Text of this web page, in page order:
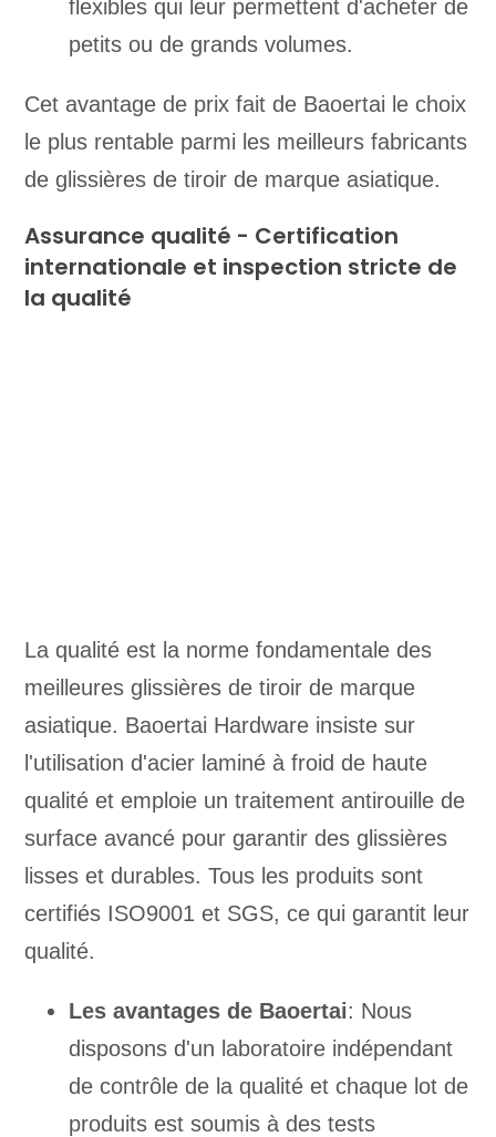
flexibles qui leur permettent d'acheter de
petits ou de grands volumes.
Cet avantage de prix fait de Baoertai le choix
le plus rentable parmi les meilleurs fabricants
de glissières de tiroir de marque asiatique.
Assurance qualité - Certification
internationale et inspection stricte de
la qualité
La qualité est la norme fondamentale des
meilleures glissières de tiroir de marque
asiatique. Baoertai Hardware insiste sur
l'utilisation d'acier laminé à froid de haute
qualité et emploie un traitement antirouille de
surface avancé pour garantir des glissières
lisses et durables. Tous les produits sont
certifiés ISO9001 et SGS, ce qui garantit leur
qualité.
Les avantages de Baoertai: Nous
disposons d'un laboratoire indépendant
de contrôle de la qualité et chaque lot de
produits est soumis à des tests